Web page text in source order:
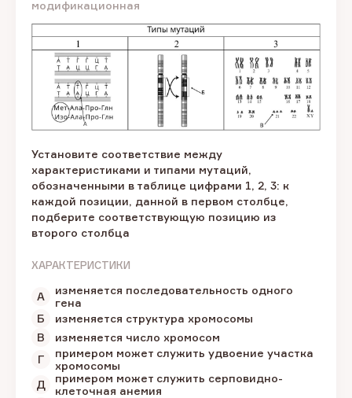
модификационная
Установите соответствие между
характеристиками и типами мутаций,
обозначенными в таблице цифрами 1, 2, 3: к
каждой позиции, данной в первом столбце,
подберите соответствующую позицию из
второго столбца
ХАРАКТЕРИСТИКИ
А
изменяется последовательность одного
гена
Б
изменяется структура хромосомы
В
изменяется число хромосом
Г
примером может служить удвоение участка
хромосомы
Д
примером может служить серповидно-
клеточная анемия